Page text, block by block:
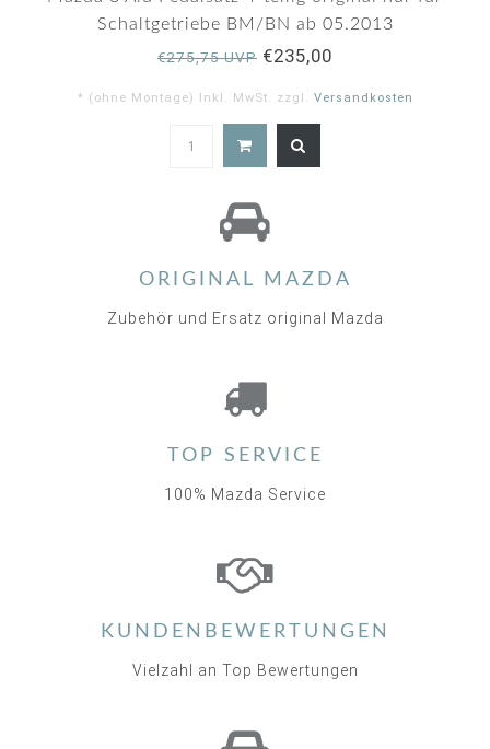
Schaltgetriebe BM/BN ab 05.2013
€275,75 UVP €235,00
* (ohne Montage) Inkl. MwSt. zzgl. Versandkosten
ORIGINAL MAZDA
Zubehör und Ersatz original Mazda
TOP SERVICE
100% Mazda Service
KUNDENBEWERTUNGEN
Vielzahl an Top Bewertungen